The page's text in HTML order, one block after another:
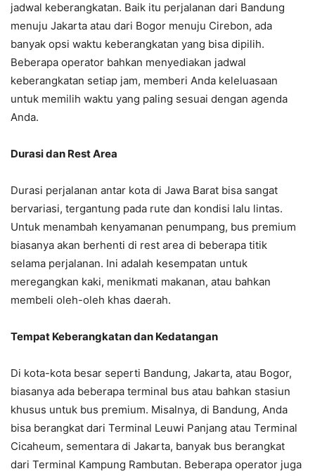
jadwal keberangkatan. Baik itu perjalanan dari Bandung
menuju Jakarta atau dari Bogor menuju Cirebon, ada
banyak opsi waktu keberangkatan yang bisa dipilih.
Beberapa operator bahkan menyediakan jadwal
keberangkatan setiap jam, memberi Anda keleluasaan
untuk memilih waktu yang paling sesuai dengan agenda
Anda.
Durasi dan Rest Area
Durasi perjalanan antar kota di Jawa Barat bisa sangat
bervariasi, tergantung pada rute dan kondisi lalu lintas.
Untuk menambah kenyamanan penumpang, bus premium
biasanya akan berhenti di rest area di beberapa titik
selama perjalanan. Ini adalah kesempatan untuk
meregangkan kaki, menikmati makanan, atau bahkan
membeli oleh-oleh khas daerah.
Tempat Keberangkatan dan Kedatangan
Di kota-kota besar seperti Bandung, Jakarta, atau Bogor,
biasanya ada beberapa terminal bus atau bahkan stasiun
khusus untuk bus premium. Misalnya, di Bandung, Anda
bisa berangkat dari Terminal Leuwi Panjang atau Terminal
Cicaheum, sementara di Jakarta, banyak bus berangkat
dari Terminal Kampung Rambutan. Beberapa operator juga